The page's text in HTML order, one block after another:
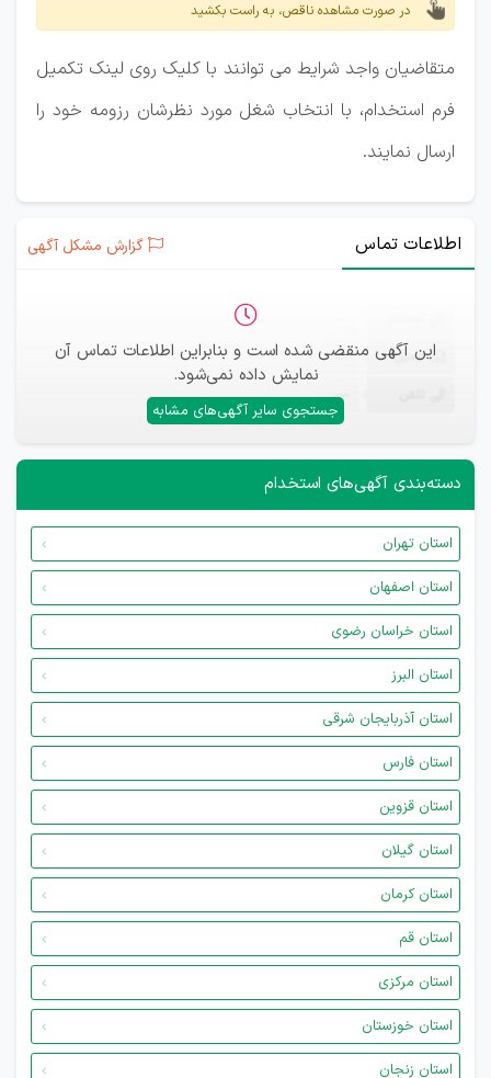
در صورت مشاهده ناقص، به راست بکشید
متقاضیان واجد شرایط می توانند با کلیک روی لینک تکمیل
فرم استخدام، با انتخاب شغل مورد نظرشان رزومه خود را
ارسال نمایند.
اطلاعات تماس گزارش مشکل آگهی
این آگهی منقضی شده است و بنابراین اطلاعات تماس آن
نمایش داده نمی‌شود.
جستجوی سایر آگهی‌های مشابه
ایمیل —
—
دسته‌بندی آگهی‌های استخدام
استان تهران
استان اصفهان
استان خراسان رضوی
استان البرز
استان آذربایجان شرقی
استان فارس
استان قزوین
استان گیلان
استان کرمان
استان قم
استان مرکزی
استان خوزستان
استان زنجان